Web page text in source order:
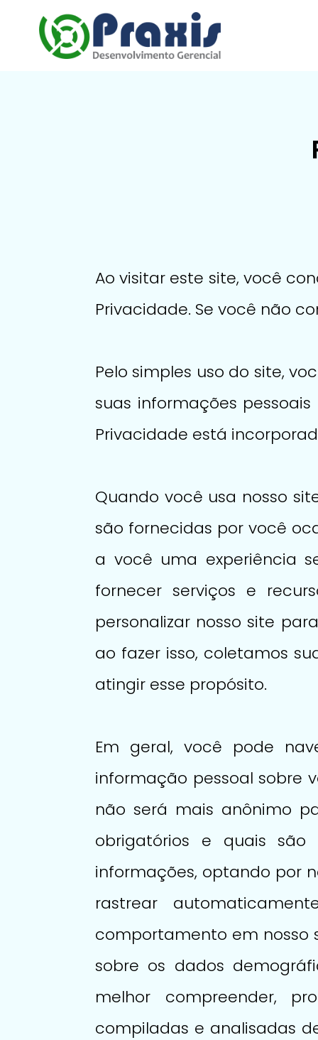
Ao visitar este site, você
Privacidade. Se você não
Pelo simples uso do site,
suas informações
Privacidade está
Quando você usa nosso
são fornecidas por você
a você uma experiência
fornecer serviços e
personalizar nosso site
ao fazer isso, coletamos
atingir esse propósito.
Em geral, você pode
informação pessoal sobre
não será mais anônimo
obrigatórios e quais
informações, optando por
rastrear
comportamento em nosso
sobre os dados
melhor compreender,
compiladas e analisadas